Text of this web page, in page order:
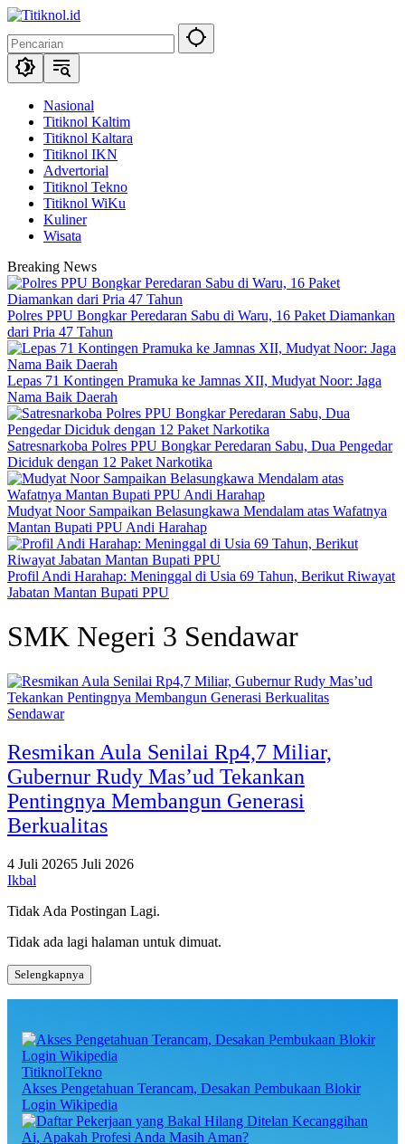
Langsung
konten
Nasional
Titiknol Kaltim
Titiknol Kaltara
Titiknol IKN
Advertorial
Titiknol Tekno
Titiknol WiKu
Kuliner
Wisata
Breaking News
Polres PPU Bongkar Peredaran Sabu di Waru, 16 Paket Diamankan
dari Pria 47 Tahun
Lepas 71 Kontingen Pramuka ke Jamnas XII, Mudyat Noor: Jaga
Nama Baik Daerah
Satresnarkoba Polres PPU Bongkar Peredaran Sabu, Dua Pengedar
Diciduk dengan 12 Paket Narkotika
Mudyat Noor Sampaikan Belasungkawa Mendalam atas Wafatnya
Mantan Bupati PPU Andi Harahap
Profil Andi Harahap: Meninggal di Usia 69 Tahun, Berikut Riwayat
Jabatan Mantan Bupati PPU
SMK Negeri 3 Sendawar
Sendawar
Resmikan Aula Senilai Rp4,7 Miliar,
Gubernur Rudy Mas’ud Tekankan
Pentingnya Membangun Generasi
Berkualitas
4 Juli 20265 Juli 2026
Ikbal
Tidak Ada Postingan Lagi.
Tidak ada lagi halaman untuk dimuat.
Selengkapnya
TitiknolTekno
Akses Pengetahuan Terancam, Desakan Pembukaan Blokir
Login Wikipedia